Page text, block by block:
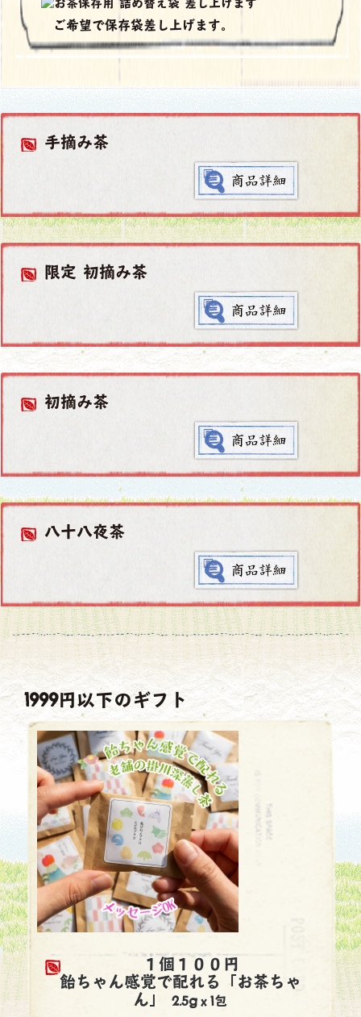
ご希望で保存袋差し上げます。
手摘み茶
限定 初摘み茶
初摘み茶
八十八夜茶
1999円以下のギフト
１個１００円
飴ちゃん感覚で配れる「お茶ちゃ
ん」
2.5gｘ1包